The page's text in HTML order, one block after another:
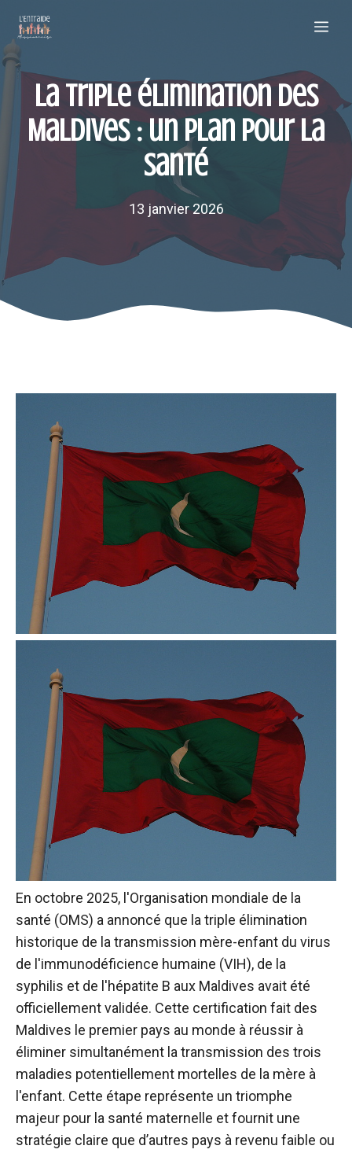
contenu
La triple élimination des
Maldives : un plan pour la
santé
13 janvier 2026
En octobre 2025, l'Organisation mondiale de la
santé (OMS) a annoncé que la triple élimination
historique de la transmission mère-enfant du virus
de l'immunodéficience humaine (VIH), de la
syphilis et de l'hépatite B aux Maldives avait été
officiellement validée. Cette certification fait des
Maldives le premier pays au monde à réussir à
éliminer simultanément la transmission des trois
maladies potentiellement mortelles de la mère à
l'enfant. Cette étape représente un triomphe
majeur pour la santé maternelle et fournit une
stratégie claire que d’autres pays à revenu faible ou